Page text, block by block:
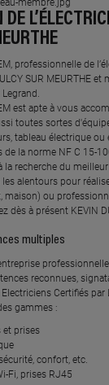
DE
professionnelle de
SUR MEURTHE
est apte à vous
toutes sortes
tableau électrique
de la norme NF C 15-
la recherche du
les alentours pour
maison) ou
dès à présent KEVIN
multiples​
reconnues,
Certifiés par
gammes :
prises
confort, etc.​
Fi, prises RJ45​